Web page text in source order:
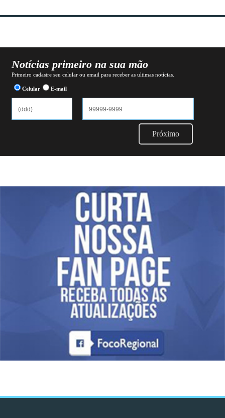
Notícias primeiro na sua mão
Primeiro cadastre seu celular ou email para receber as ultimas notícias.
Celular E-mail
Próximo